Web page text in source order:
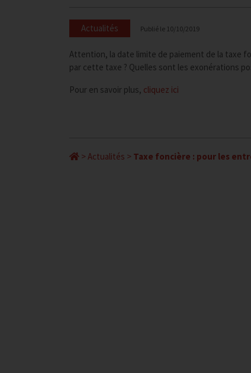
Actualités Publié le 10/10/2019
Attention, la date limite de paiement de la taxe
par cette taxe ? Quelles sont les exonérations
Pour en savoir plus, cliquez ici
> Actualités > Taxe foncière : pour les